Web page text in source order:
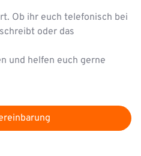
Ob ihr euch telefonisch bei
oder das
und helfen euch gerne